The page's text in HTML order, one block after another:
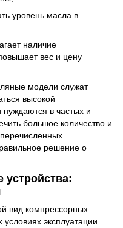
уровень масла в
наличие
вес и цену
модели служат
высокой
в частых и
большое количество и
решение о
вид компрессорных
эксплуатации